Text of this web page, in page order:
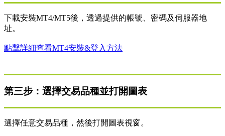
下載安裝MT4/MT5後，透過提供的帳號、密碼及伺服器地
址。
點擊詳細查看MT4安裝&登入方法
第三步：選擇交易品種並打開圖表
選擇任意交易品種，然後打開圖表視窗。